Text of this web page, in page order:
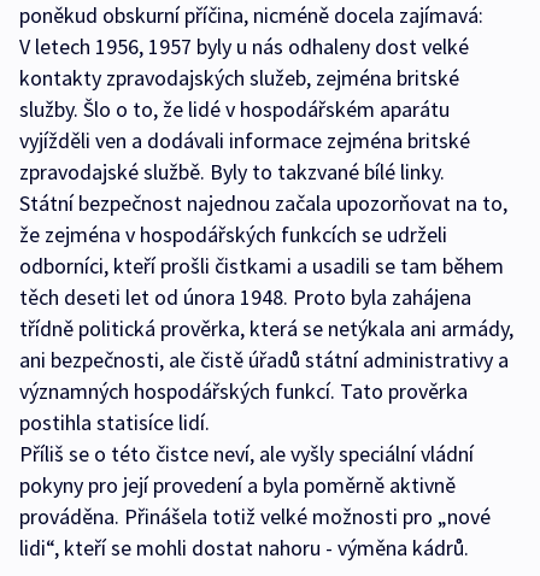
poněkud obskurní příčina, nicméně docela zajímavá:
V letech 1956, 1957 byly u nás odhaleny dost velké
kontakty zpravodajských služeb, zejména britské
služby. Šlo o to, že lidé v hospodářském aparátu
vyjížděli ven a dodávali informace zejména britské
zpravodajské službě. Byly to takzvané bílé linky.
Státní bezpečnost najednou začala upozorňovat na to,
že zejména v hospodářských funkcích se udrželi
odborníci, kteří prošli čistkami a usadili se tam během
těch deseti let od února 1948. Proto byla zahájena
třídně politická prověrka, která se netýkala ani armády,
ani bezpečnosti, ale čistě úřadů státní administrativy a
významných hospodářských funkcí. Tato prověrka
postihla statisíce lidí.
Příliš se o této čistce neví, ale vyšly speciální vládní
pokyny pro její provedení a byla poměrně aktivně
prováděna. Přinášela totiž velké možnosti pro „nové
lidi“, kteří se mohli dostat nahoru - výměna kádrů.